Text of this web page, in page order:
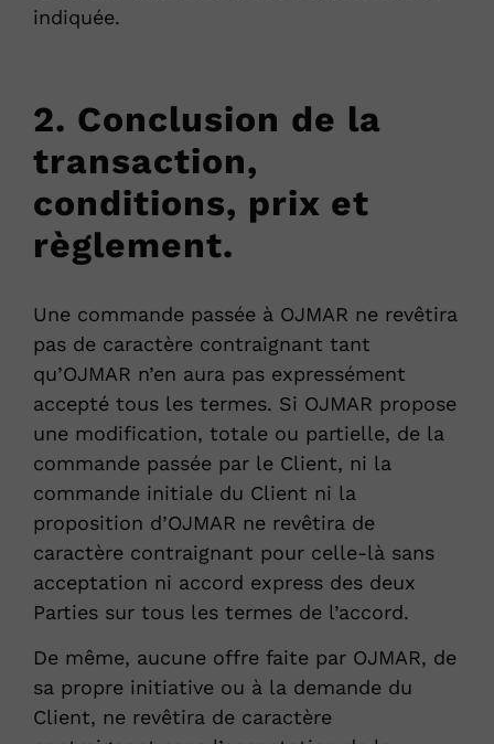
indiquée.
2. Conclusion de la
transaction,
conditions, prix et
règlement.
Une commande passée à OJMAR ne revêtira
pas de caractère contraignant tant
qu’OJMAR n’en aura pas expressément
accepté tous les termes. Si OJMAR propose
une modification, totale ou partielle, de la
commande passée par le Client, ni la
commande initiale du Client ni la
proposition d’OJMAR ne revêtira de
caractère contraignant pour celle-là sans
acceptation ni accord express des deux
Parties sur tous les termes de l’accord.
De même, aucune offre faite par OJMAR, de
sa propre initiative ou à la demande du
Client, ne revêtira de caractère